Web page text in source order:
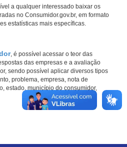
a qualquer interessado baixar os
no Consumidor.gov.br, em formato
estatísticas mais específicas.
, é possível acessar o teor das
das empresas e a avaliação
sendo possível aplicar diversos tipos
problema, empresa, nota de
estado, município do consumidor,